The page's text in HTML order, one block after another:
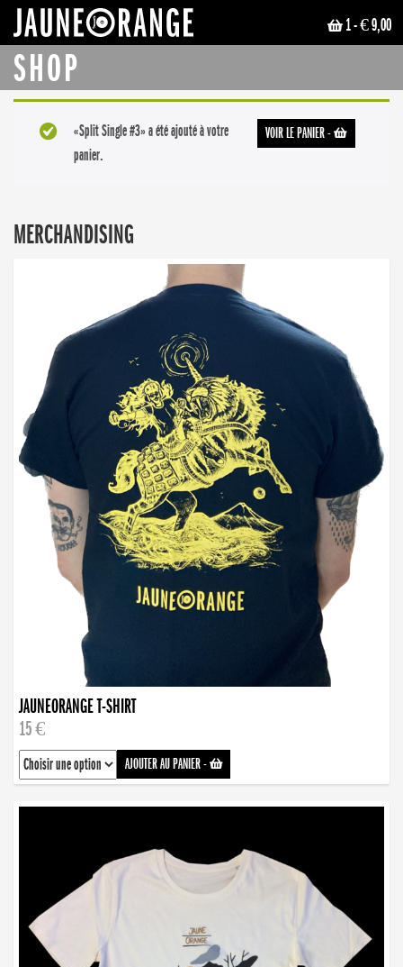
1- € 9,00
SHOP
VOIR LE PANIER-
«Split Single #3» a été ajouté à votre
panier.
MERCHANDISING
JAUNEORANGE T-SHIRT
15 €
AJOUTER AU PANIER-